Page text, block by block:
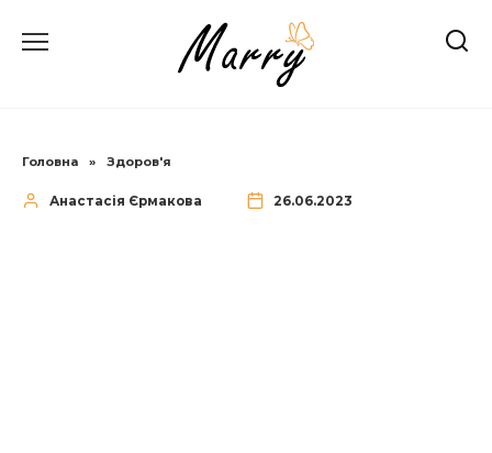
до
Головна » Здоров'я
Анастасія Єрмакова 26.06.2023